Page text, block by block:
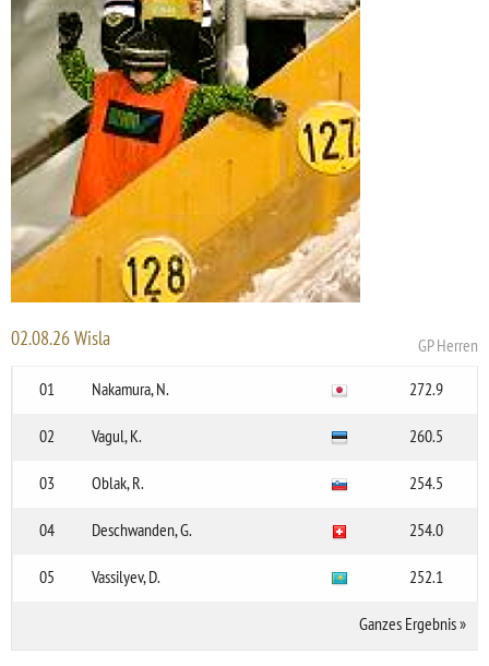
02.08.26 Wisla
GP Herren
01
Nakamura, N. 272.9
02 Vagul, K. 260.5
03 Oblak, R. 254.5
04 Deschwanden, G. 254.0
05 Vassilyev, D. 252.1
Ganzes Ergebnis»